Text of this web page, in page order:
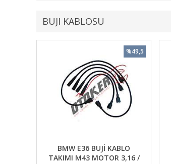
BUJI KABLOSU
BMW E36 BUJİ KABLO
TAKIMI M43 MOTOR 3,16 /
%49,5